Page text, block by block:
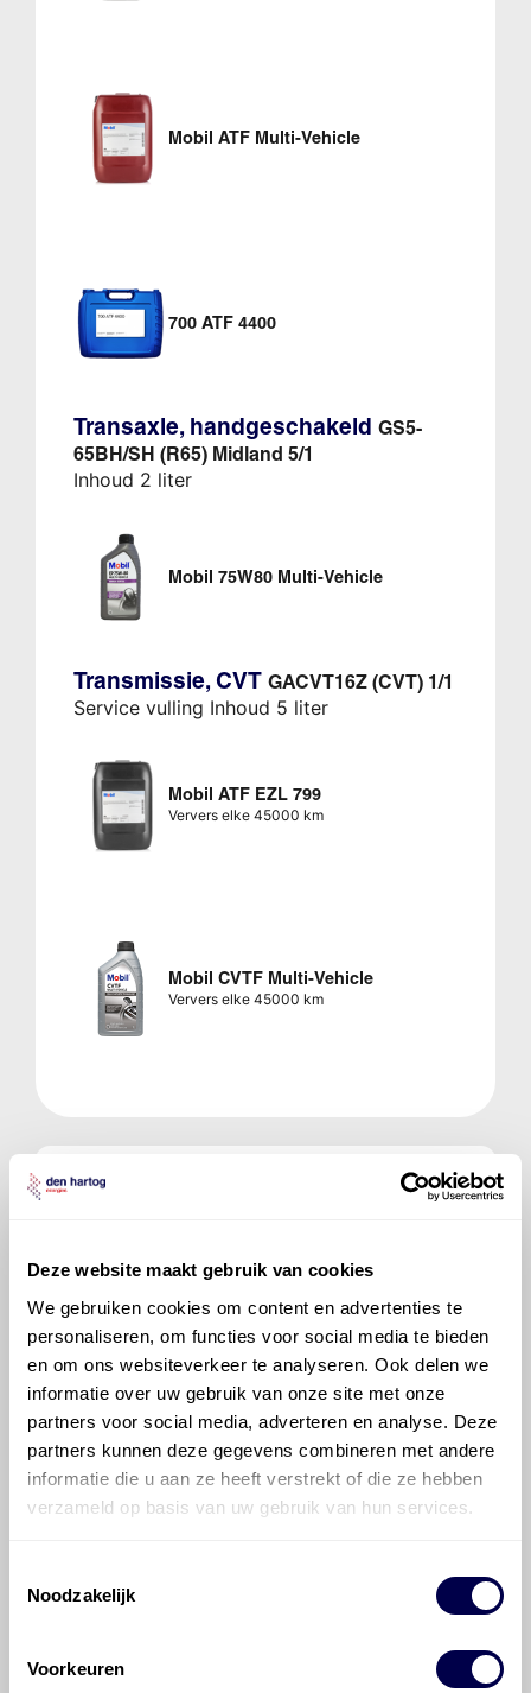
Deze website maakt gebruik van cookies
We gebruiken cookies om content en advertenties te
personaliseren, om functies voor social media te bieden
en om ons websiteverkeer te analyseren. Ook delen we
informatie over uw gebruik van onze site met onze
partners voor social media, adverteren en analyse. Deze
partners kunnen deze gegevens combineren met andere
informatie die u aan ze heeft verstrekt of die ze hebben
verzameld op basis van uw gebruik van hun services.
Noodzakelijk
Voorkeuren
Mobil ATF Multi-Vehicle
700 ATF 4400
Transaxle, handgeschakeld GS5-
65BH/SH (R65) Midland 5/1
Inhoud 2 liter
Mobil 75W80 Multi-Vehicle
Transmissie, CVT GACVT16Z (CVT) 1/1
Service vulling Inhoud 5 liter
Mobil ATF EZL 799
Ververs elke 45000 km
Mobil CVTF Multi-Vehicle
Ververs elke 45000 km
Veelgestelde vragen over
Welke motorolie adviseert Den Hartog
Hoeveel motorolie gaat er in een MINI
MINI?
Hoe vaak moet de motorolie ververst
worden bij een MINI MINI?
Voor welke onderdelen van de MINI